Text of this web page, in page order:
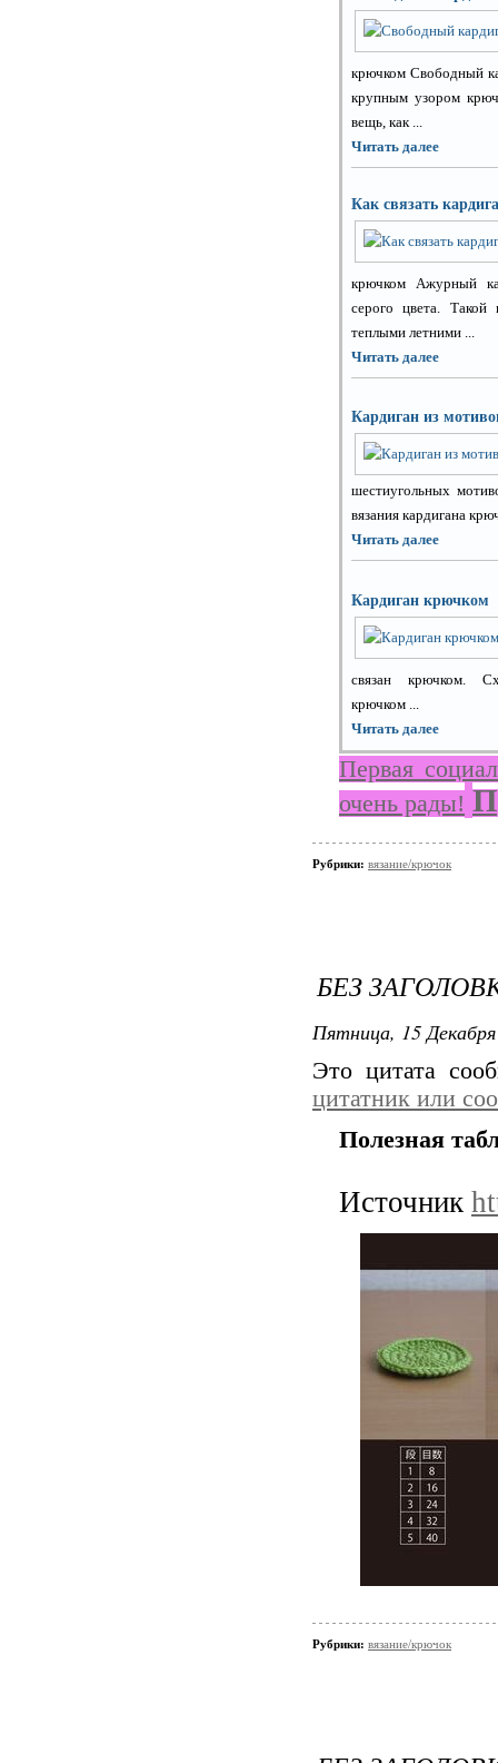
крючком Свободный
крупным узором
вещь, как ...
Читать далее
Как связать
крючком Ажурный
серого цвета. Такой
теплыми летними ...
Читать далее
Кардиган из
шестиугольных
вязания кардигана
Читать далее
Кардиган крючком
связан крючком.
крючком ...
Читать далее
Первая
очень рады!
Рубрики: вязание/крючок
БЕЗ
Пятница, 15
Это цитата
цитатник или
Полезная
Источник
Рубрики: вязание/крючок